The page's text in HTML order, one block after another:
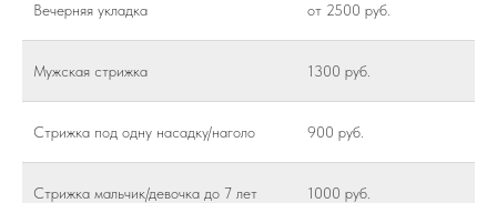
Вечерняя укладка от 2500 руб.
Мужская стрижка 1300 руб.
Стрижка под одну насадку/наголо 900 руб.
Стрижка мальчик/девочка до 7 лет 1000 руб.